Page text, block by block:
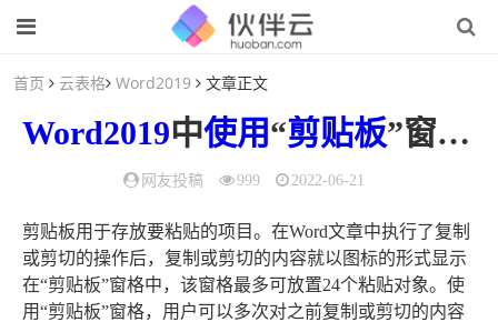
首页 云表格 Word2019 文章正文
Word2019中使用“剪贴板”窗格随意选择粘贴对象的方法（通过剪贴板,可以将word表格中）
网友投稿 999 2022-06-21
剪贴板用于存放要粘贴的项目。在Word文章中执行了复制
或剪切的操作后，复制或剪切的内容就以图标的形式显示
在“剪贴板”窗格中，该窗格最多可放置24个粘贴对象。使
用“剪贴板”窗格，用户可以多次对之前复制或剪切的内容